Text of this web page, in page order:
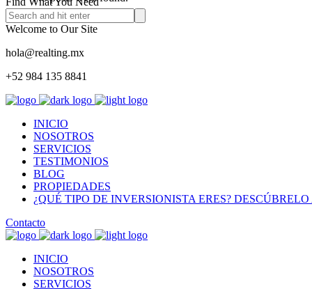
Welcome to Our Site
hola@realting.mx
+52 984 135 8841
INICIO
NOSOTROS
SERVICIOS
TESTIMONIOS
BLOG
PROPIEDADES
¿QUÉ TIPO DE INVERSIONISTA ERES?
Contacto
INICIO
NOSOTROS
SERVICIOS